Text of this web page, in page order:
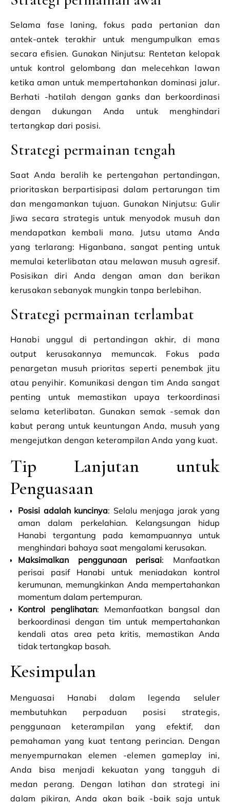
Selama fase laning, fokus pada pertanian dan
antek-antek terakhir untuk mengumpulkan emas
secara efisien. Gunakan Ninjutsu: Rentetan kelopak
untuk kontrol gelombang dan melecehkan lawan
ketika aman untuk mempertahankan dominasi jalur.
Berhati -hatilah dengan ganks dan berkoordinasi
dengan dukungan Anda untuk menghindari
tertangkap dari posisi.
Strategi permainan tengah
Saat Anda beralih ke pertengahan pertandingan,
prioritaskan berpartisipasi dalam pertarungan tim
dan mengamankan tujuan. Gunakan Ninjutsu: Gulir
Jiwa secara strategis untuk menyodok musuh dan
mendapatkan kembali mana. Jutsu utama Anda
yang terlarang: Higanbana, sangat penting untuk
memulai keterlibatan atau melawan musuh agresif.
Posisikan diri Anda dengan aman dan berikan
kerusakan sebanyak mungkin tanpa berlebihan.
Strategi permainan terlambat
Hanabi unggul di pertandingan akhir, di mana
output kerusakannya memuncak. Fokus pada
penargetan musuh prioritas seperti penembak jitu
atau penyihir. Komunikasi dengan tim Anda sangat
penting untuk memastikan upaya terkoordinasi
selama keterlibatan. Gunakan semak -semak dan
kabut perang untuk keuntungan Anda, musuh yang
mengejutkan dengan keterampilan Anda yang kuat.
Tip Lanjutan untuk
Penguasaan
Posisi adalah kuncinya: Selalu menjaga jarak yang
aman dalam perkelahian. Kelangsungan hidup
Hanabi tergantung pada kemampuannya untuk
menghindari bahaya saat mengalami kerusakan.
Maksimalkan penggunaan perisai: Manfaatkan
perisai pasif Hanabi untuk meniadakan kontrol
kerumunan, memungkinkan Anda mempertahankan
momentum dalam pertempuran.
Kontrol penglihatan: Memanfaatkan bangsal dan
berkoordinasi dengan tim untuk mempertahankan
kendali atas area peta kritis, memastikan Anda
tidak tertangkap basah.
Kesimpulan
Menguasai Hanabi dalam legenda seluler
membutuhkan perpaduan posisi strategis,
penggunaan keterampilan yang efektif, dan
pemahaman yang kuat tentang perincian. Dengan
menyempurnakan elemen -elemen gameplay ini,
Anda bisa menjadi kekuatan yang tangguh di
medan perang. Dengan latihan dan strategi ini
dalam pikiran, Anda akan baik -baik saja untuk